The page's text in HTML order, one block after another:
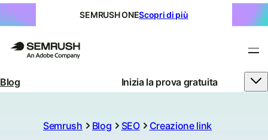
SEMRUSH ONEScopri di più
Blog Inizia la prova gratuita
Semrush Blog SEO Creazione link